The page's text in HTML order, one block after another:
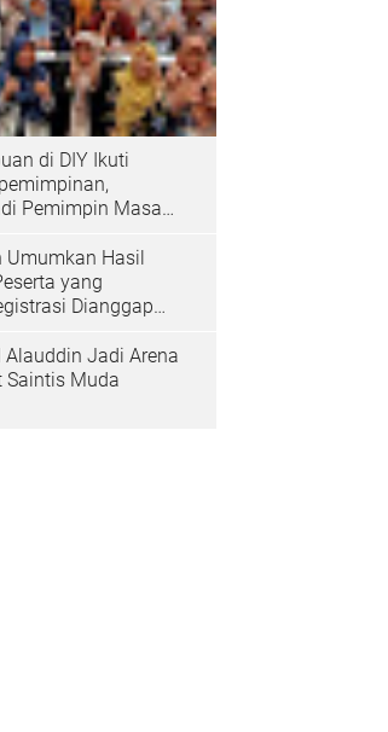
di DIY Ikuti
Pemimpin Masa
Umumkan Hasil
yang
Dianggap
Alauddin Jadi Arena
Saintis Muda